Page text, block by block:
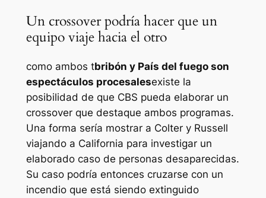
Un crossover podría hacer que un
equipo viaje hacia el otro
como ambos tbribón y País del fuegoson
espectáculos procesalesexiste la
posibilidad de que CBS pueda elaborar un
crossover que destaque ambos programas.
Una forma sería mostrar a Colter y Russell
viajando a California para investigar un
elaborado caso de personas desaparecidas.
Su caso podría entonces cruzarse con un
incendio que está siendo extinguido